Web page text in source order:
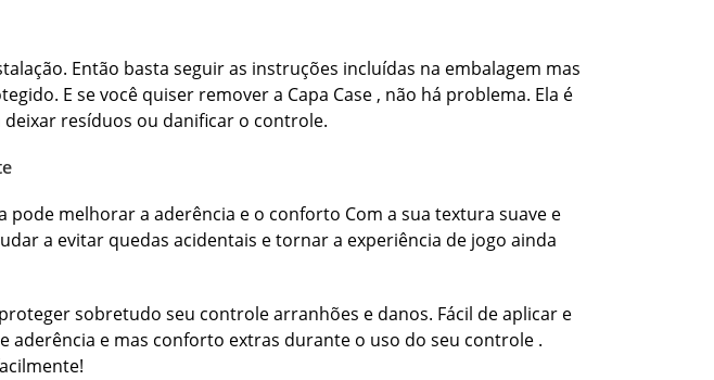
Então basta seguir as instruções incluídas na embalagem mas
E se você quiser remover a Capa Case , não há problema. Ela é
resíduos ou danificar o controle.
melhorar a aderência e o conforto Com a sua textura suave e
a evitar quedas acidentais e tornar a experiência de jogo ainda
sobretudo seu controle arranhões e danos. Fácil de aplicar e
aderência e mas conforto extras durante o uso do seu controle .